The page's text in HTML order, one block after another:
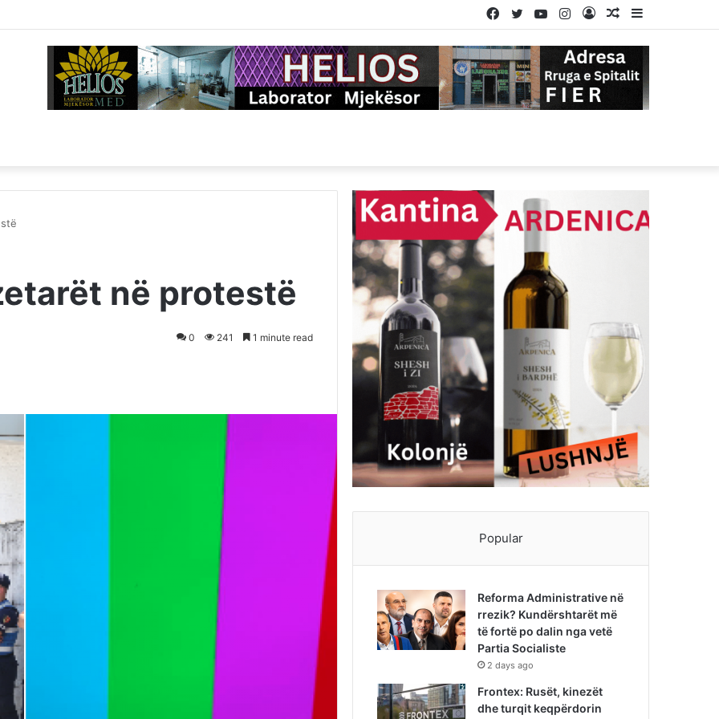
Sidebar
Random
Log
Instagram
YouTube
Twitter
Facebook
në protestë
0 241 1 minute read
Popular
Reforma Administrative në
rrezik? Kundërshtarët më
të fortë po dalin nga vetë
Partia Socialiste
2 days ago
Frontex: Rusët, kinezët
dhe turqit keqpërdorin